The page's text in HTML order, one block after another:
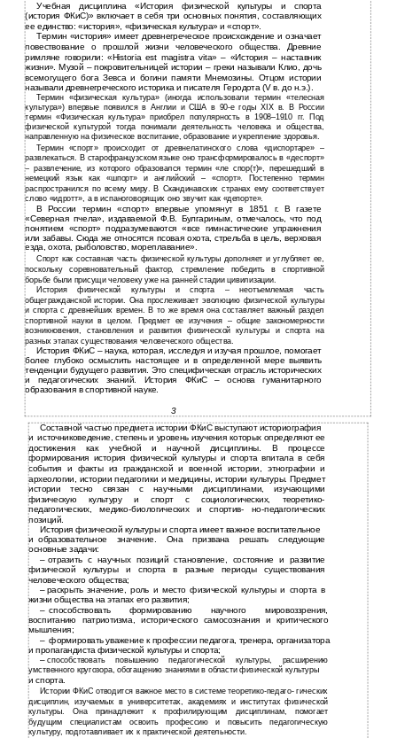
Учебная дисциплина «История физической культуры и спорта
(история ФКиС)» включает в себя три основных понятия, составляющих
ее единство: «история», «физическая культура» и «спорт».
Термин «история» имеет древнегреческое происхождение и означает
повествование о прошлой жизни человеческого общества. Древние
римляне говорили: «Historia est magistra vita» – «История – наставник
жизни». Музой – покровительницей истории – греки называли Клио, дочь
всемогущего бога Зевса и богини памяти Мнемозины. Отцом истории
называли древнегреческого историка и писателя Геродота (V в. до н.э.).
Термин «физическая культура» (иногда использовали термин «телесная
культура») впервые появился в Англии и США в 90-е годы ХIХ в. В России
термин «Физическая культура» приобрел популярность в 1908–1910 гг. Под
физической культурой тогда понимали деятельность человека и общества,
направленную на физическое воспитание, образование и укрепление здоровья.
Термин «спорт» происходит от древнелатинского слова «диспортаре» –
развлекаться. В старофранцузском языке оно трансформировалось в «деспорт»
– развлечение, из которого образовался термин «ле спор(т)», перешедший в
немецкий язык как «шпорт» и английский – «спорт». Постепенно термин
распространился по всему миру. В Скандинавских странах ему соответствует
слово «идротт», а в испаноговорящих оно звучит как «депорте».
В России термин «спорт» впервые упомянут в 1851 г. В газете
«Северная пчела», издаваемой Ф.В. Булгариным, отмечалось, что под
понятием «спорт» подразумеваются «все гимнастические упражнения
или забавы. Сюда же относятся псовая охота, стрельба в цель, верховая
езда, охота, рыболовство, мореплавание».
Спорт как составная часть физической культуры дополняет и углубляет ее,
поскольку соревновательный фактор, стремление победить в спортивной
борьбе были присущи человеку уже на ранней стадии цивилизации.
История физической культуры и спорта – неотъемлемая часть
общегражданской истории. Она прослеживает эволюцию физической культуры
и спорта с древнейших времен. В то же время она составляет важный раздел
спортивной науки в целом. Предмет ее изучения – общие закономерности
возникновения, становления и развития физической культуры и спорта на
разных этапах существования человеческого общества.
История ФКиС – наука, которая, исследуя и изучая прошлое, помогает
более глубоко осмыслить настоящее и в определенной мере выявить
тенденции будущего развития. Это специфическая отрасль исторических
и педагогических знаний. История ФКиС – основа гуманитарного
образования в спортивной науке.
3
Составной частью предмета истории ФКиС выступают историография
и источниковедение, степень и уровень изучения которых определяют ее
достижения как учебной и научной дисциплины. В процессе
формирования история физической культуры и спорта впитала в себя
события и факты из гражданской и военной истории, этнографии и
археологии, истории педагогики и медицины, истории культуры. Предмет
истории тесно связан с научными дисциплинами, изучающими
физическую культуру и спорт с социологических, теоретико-
педагогических, медико-биологических и спортив- но-педагогических
позиций.
История физической культуры и спорта имеет важное воспитательное
и образовательное значение. Она призвана решать следующие
основные задачи:
– отразить с научных позиций становление, состояние и развитие
физической культуры и спорта в разные периоды существования
человеческого общества;
– раскрыть значение, роль и место физической культуры и спорта в
жизни общества на этапах его развития;
– способствовать формированию научного мировоззрения,
воспитанию патриотизма, исторического самосознания и критического
мышления;
– формировать уважение к профессии педагога, тренера, организатора
и пропагандиста физической культуры и спорта;
– способствовать повышению педагогической культуры, расширению
умственного кругозора, обогащению знаниями в области физической культуры
и спорта.
Истории ФКиС отводится важное место в системе теоретико-педаго- гических
дисциплин, изучаемых в университетах, академиях и институтах физической
культуры. Она принадлежит к профилирующим дисциплинам, помогает
будущим специалистам освоить профессию и повысить педагогическую
культуру, подготавливает их к практической деятельности.